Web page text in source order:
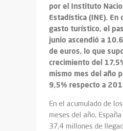
por el Instituto
Estadística (INE). En
gasto turístico, el
junio ascendió a
de euros, lo que
crecimiento del
mismo mes del año
9,5% respecto a
En el acumulado de
meses del año,
37,4 millones de